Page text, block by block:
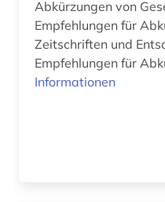
Abkürzungen von
Empfehlungen für
Zeitschriften und
Empfehlungen für
Informationen